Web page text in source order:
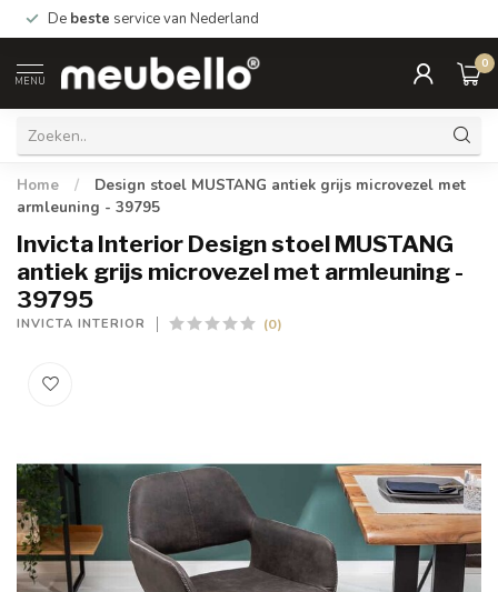
De beste service van Nederland
MENU
0
Home /
Design stoel MUSTANG antiek grijs microvezel met
armleuning - 39795
Invicta Interior Design stoel MUSTANG
antiek grijs microvezel met armleuning -
39795
INVICTA INTERIOR (0)